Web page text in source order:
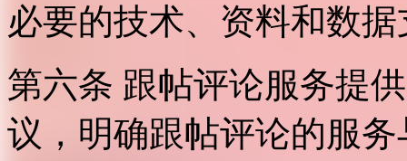
必要的技术、资料和数
第六条 跟帖评论服务提
议，明确跟帖评论的服